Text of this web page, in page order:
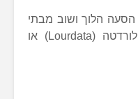
הלוך ושוב מבתי
מלון בארגוסטולי (Argostoli), לורדטה (Lourdata) או